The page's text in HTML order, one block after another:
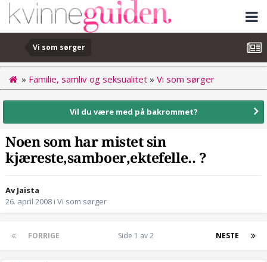
Vi som sørger
» Familie, samliv og seksualitet » Vi som sørger
Vil du være med på bakrommet?
Noen som har mistet sin
kjæreste,samboer,ektefelle.. ?
Av Jaista
26. april 2008 i Vi som sørger
FORRIGE NESTE
Side 1 av 2